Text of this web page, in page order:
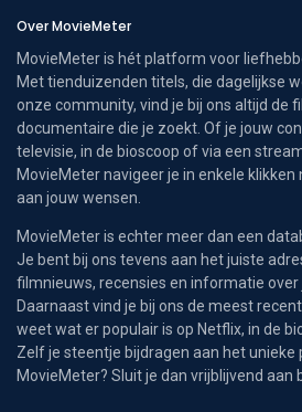
Over MovieMeter
MovieMeter is hét platform voor
Met tienduizenden titels, die dagelijkse
onze community, vind je bij ons altijd de
documentaire die je zoekt. Of je jouw
televisie, in de bioscoop of via een
MovieMeter navigeer je in enkele
aan jouw wensen.
MovieMeter is echter meer dan een
Je bent bij ons tevens aan het juiste
filmnieuws, recensies en informatie
Daarnaast vind je bij ons de meest
weet wat er populair is op Netflix, in de
Zelf je steentje bijdragen aan het unieke
MovieMeter? Sluit je dan vrijblijvend aan